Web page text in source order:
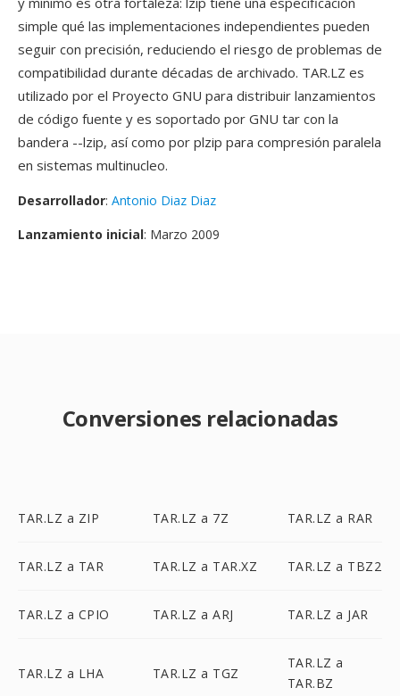
simple qué las implementaciones independientes pueden
seguir con precisión, reduciendo el riesgo de problemas de
compatibilidad durante décadas de archivado. TAR.LZ es
utilizado por el Proyecto GNU para distribuir lanzamientos
de código fuente y es soportado por GNU tar con la
bandera --lzip, así como por plzip para compresión paralela
en sistemas multinucleo.
Desarrollador: Antonio Diaz Diaz
Lanzamiento inicial: Marzo 2009
Conversiones relacionadas
TAR.LZ a ZIP TAR.LZ a 7Z TAR.LZ a RAR
TAR.LZ a TAR TAR.LZ a TAR.XZ TAR.LZ a TBZ2
TAR.LZ a CPIO TAR.LZ a ARJ TAR.LZ a JAR
TAR.LZ a LHA TAR.LZ a TGZ
TAR.LZ a
TAR.BZ